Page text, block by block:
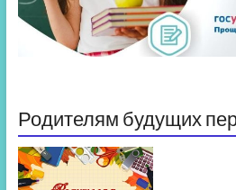
Родителям будущих